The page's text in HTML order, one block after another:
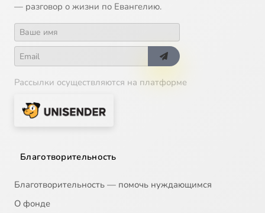
— разговор о жизни по Евангелию.
Рассылки осуществляются на платформе
Благотворительность
Благотворительность — помочь нуждающимся
О фонде